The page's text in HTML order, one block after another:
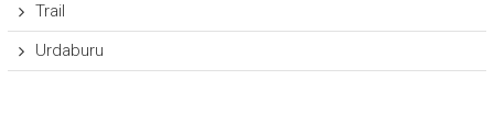
Trail
Urdaburu